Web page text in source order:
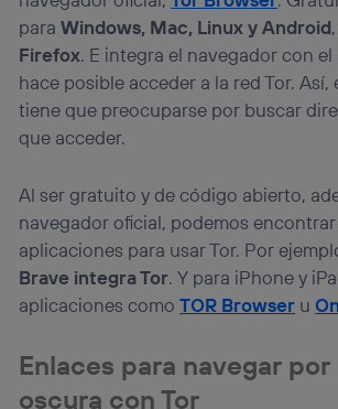
paraWindows, Mac, Linux y Android
Firefox. E integra el navegador con
hace posible acceder a la red Tor. Así,
tiene que preocuparse por buscar
que acceder.
Al ser gratuito y de código abierto,
navegador oficial, podemos
aplicaciones para usar Tor. Por
Brave integra Tor. Y para iPhone y
aplicaciones comoTOR Browser u
Enlaces para navegar
oscura con Tor